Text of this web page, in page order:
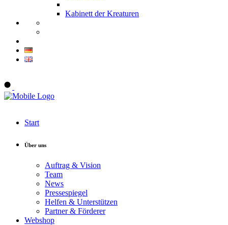
Kabinett der Kreaturen
Start
Über uns
Auftrag & Vision
Team
News
Pressespiegel
Helfen & Unterstützen
Partner & Förderer
Webshop